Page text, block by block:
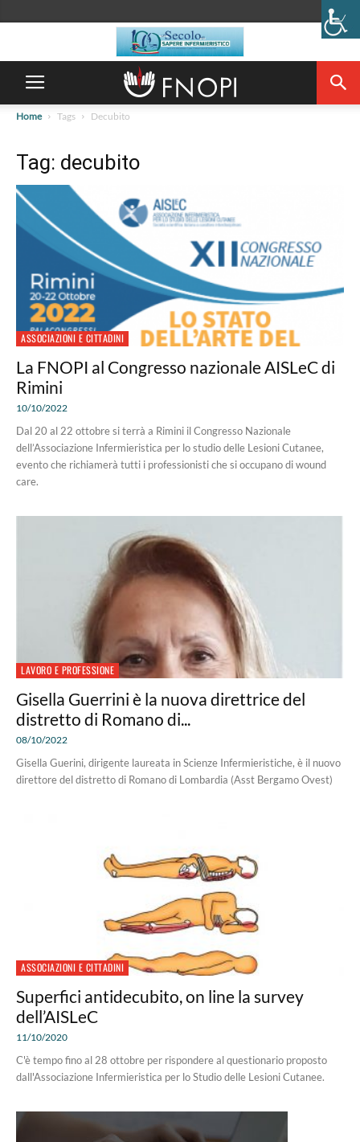
Home Tags Decubito
Tag: decubito
ASSOCIAZIONI E CITTADINI
La FNOPI al Congresso nazionale AISLeC di
Rimini
10/10/2022
Dal 20 al 22 ottobre si terrà a Rimini il Congresso Nazionale
dell’Associazione Infermieristica per lo studio delle Lesioni Cutanee,
evento che richiamerà tutti i professionisti che si occupano di wound
care.
LAVORO E PROFESSIONE
Gisella Guerrini è la nuova direttrice del
distretto di Romano di...
08/10/2022
Gisella Guerini, dirigente laureata in Scienze Infermieristiche, è il nuovo
direttore del distretto di Romano di Lombardia (Asst Bergamo Ovest)
ASSOCIAZIONI E CITTADINI
Superfici antidecubito, on line la survey
dell’AISLeC
11/10/2020
C'è tempo fino al 28 ottobre per rispondere al questionario proposto
dall'Associazione Infermieristica per lo Studio delle Lesioni Cutanee.